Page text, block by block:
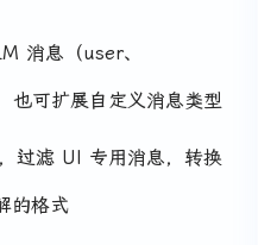
消息（user、
可扩展自定义消息类型
过滤 UI 专用消息，转换
的格式